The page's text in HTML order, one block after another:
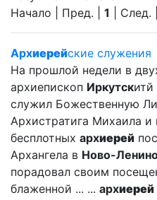
Начало | Пред. | 1 | След.
Архиерейские служения
На прошлой недели в
архиепископ Иркутск
служил Божественную
Архистратига Михаила
бесплотных архиерей
Архангела в Ново-
порадовал своим
блаженной ... ... архиерей